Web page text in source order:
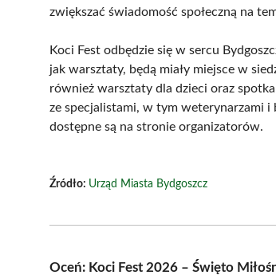
zwiększać świadomość społeczną na
Koci Fest odbędzie się w sercu
jak warsztaty, będą miały miejsce w
również warsztaty dla dzieci oraz
ze specjalistami, w tym weterynarzami
dostępne są na stronie organizatorów.
Źródło: Urząd Miasta Bydgoszcz
Oceń: Koci Fest 2026 – Święto